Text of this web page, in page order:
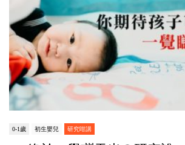
0-1歲 初生嬰兒 研究咁講